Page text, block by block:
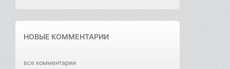
НОВЫЕ КОММЕНТАРИИ
все комментарии